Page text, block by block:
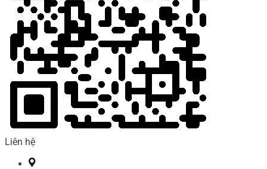
Liên hệ